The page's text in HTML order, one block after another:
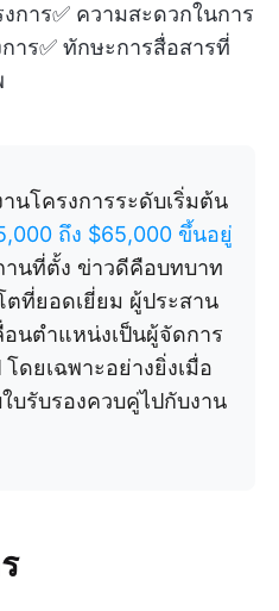
การ✅ ความสะดวกในการ
าร✅ ทักษะการสื่อสารที่
นโครงการระดับเริ่มต้น
ถึง $65,000 ขึ้นอยู่
านที่ตั้ง ข่าวดีคือบทบาท
ที่ยอดเยี่ยม ผู้ประสาน
นตำแหน่งเป็นผู้จัดการ
ดยเฉพาะอย่างยิ่งเมื่อ
บรับรองควบคู่ไปกับงาน